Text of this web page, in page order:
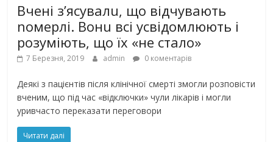
Вчені з’ясувалu, що відчувають
nомерлі. Вонu всі усвідомлюють і
розуміють, що їх «не стало»
7 Березня, 2019 admin 0 коментарів
Деякі з пацієнтів після клінічної смерті змогли розповісти
вченим, що під час «відключки» чули лікарів і могли
уривчасто переказати переговори
Читати далі